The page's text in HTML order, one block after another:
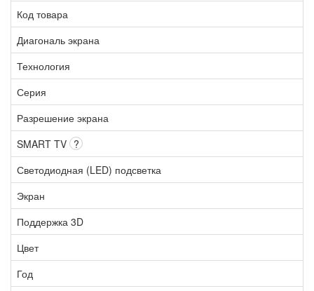
Код товара
Диагональ экрана
Технология
Серия
Разрешение экрана
SMART TV ?
Светодиодная (LED) подсветка
Экран
Поддержка 3D
Цвет
Год